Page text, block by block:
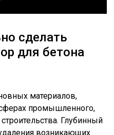
сделать
для бетона
материалов,
промышленного,
Глубинный
возникающих